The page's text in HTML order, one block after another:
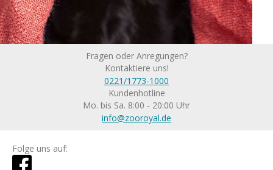
Fragen oder Anregungen?
Kontaktiere uns!
0221/1773-1000
Kundenhotline
Mo. bis Sa. 8:00 - 20:00 Uhr
info@zooroyal.de
Folge uns auf: